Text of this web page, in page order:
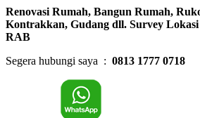
Renovasi Rumah, Bangun Rumah,
Kontrakkan, Gudang dll. Survey
RAB
Segera hubungi saya : 0813 1777 0718